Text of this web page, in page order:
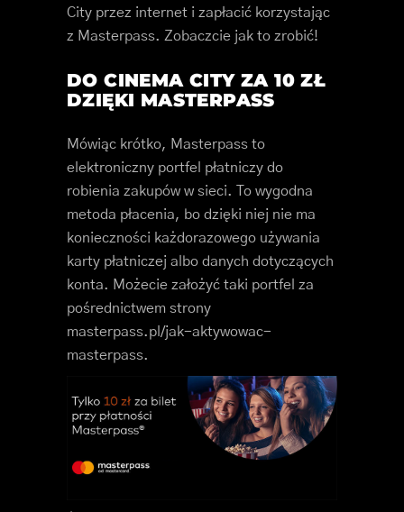
City przez internet i zapłacić korzystając
z Masterpass. Zobaczcie jak to zrobić!
DO CINEMA CITY ZA 10 ZŁ
DZIĘKI MASTERPASS
Mówiąc krótko, Masterpass to
elektroniczny portfel płatniczy do
robienia zakupów w sieci. To wygodna
metoda płacenia, bo dzięki niej nie ma
konieczności każdorazowego używania
karty płatniczej albo danych dotyczących
konta. Możecie założyć taki portfel za
pośrednictwem strony
masterpass.pl/jak-aktywowac-
masterpass.